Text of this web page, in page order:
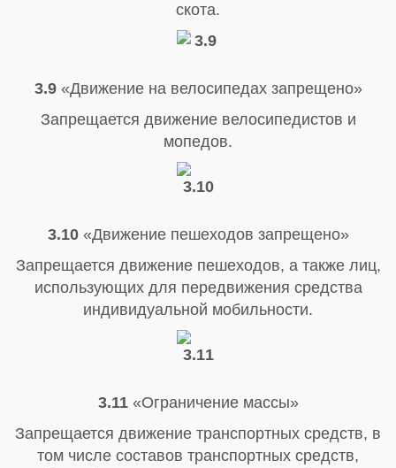
скота.
3.9«Движение на велосипедах запрещено»
Запрещается движение велосипедистов и
мопедов.
3.10«Движение пешеходов запрещено»
Запрещается движение пешеходов, а также лиц,
использующих для передвижения средства
индивидуальной мобильности.
3.11«Ограничение массы»
Запрещается движение транспортных средств, в
том числе составов транспортных средств,